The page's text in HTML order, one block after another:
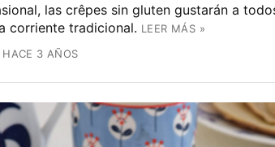
las crêpes sin gluten gustarán a
corriente tradicional. LEER MÁS »
HACE 3 AÑOS